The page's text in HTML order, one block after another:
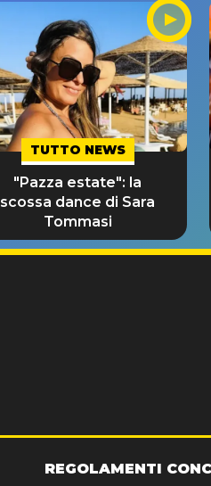
TUTTO NEWS
"Pazza estate": la
scossa dance di Sara
Tommasi
REGOLAMENTI